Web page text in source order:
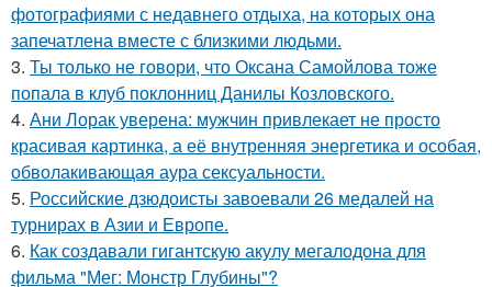
фотографиями с недавнего отдыха, на которых она
запечатлена вместе с близкими людьми.
3. Ты только не говори, что Оксана Самойлова тоже
попала в клуб поклонниц Данилы Козловского.
4. Ани Лорак уверена: мужчин привлекает не просто
красивая картинка, а её внутренняя энергетика и особая,
обволакивающая аура сексуальности.
5. Российские дзюдоисты завоевали 26 медалей на
турнирах в Азии и Европе.
6. Как создавали гигантскую акулу мегалодона для
фильма "Мег: Монстр Глубины"?